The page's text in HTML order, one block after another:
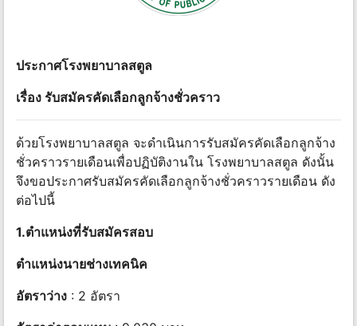
ประกาศโรงพยาบาลสตูล
เรื่อง รับสมัครคัดเลือกลูกจ้างชั่วคราว
ด้วยโรงพยาบาลสตูล จะดำเนินการรับสมัครคัดเลือกลูกจ้าง
ชั่วคราวรายเดือนเพื่อปฏิบัติงานใน โรงพยาบาลสตูล ดังนั้น
จึงขอประกาศรับสมัครคัดเลือกลูกจ้างชั่วคราวรายเดือน ดัง
ต่อไปนี้
1.ตำแหน่งที่รับสมัครสอบ
ตำแหน่งนายช่างเทคนิค
อัตราว่าง : 2 อัตรา